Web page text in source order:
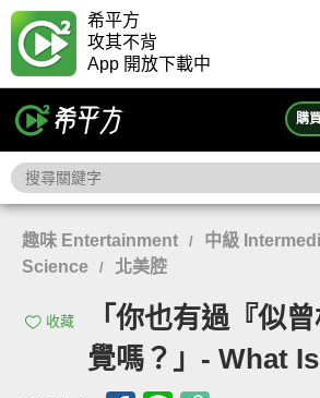
希平方
攻其不背
App 開放下載中
購
趣味 Entertainment / 中級
Science
/ 北美腔
收藏
「你也有過『似
覺嗎？」- What